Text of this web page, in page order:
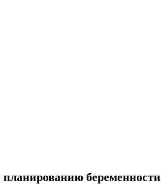
планированию беременности